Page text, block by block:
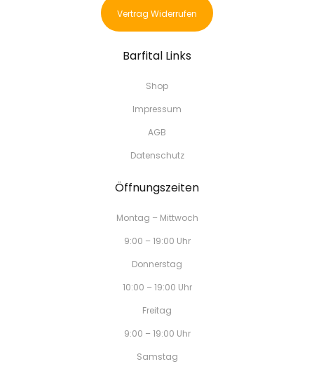
Vertrag Widerrufen
Barfital Links
Shop
Impressum
AGB
Datenschutz
Öffnungszeiten
Montag – Mittwoch
9:00 – 19:00 Uhr
Donnerstag
10:00 – 19:00 Uhr
Freitag
9:00 – 19:00 Uhr
Samstag